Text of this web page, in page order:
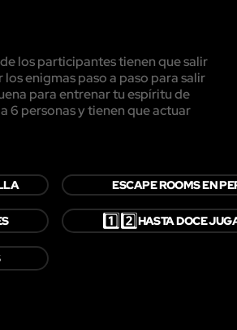
los participantes tienen que salir
enigmas paso a paso para salir
para entrenar tu espíritu de
6 personas y tienen que actuar
ESCAPE ROOMS EN
1️⃣2️⃣HASTA DOCE